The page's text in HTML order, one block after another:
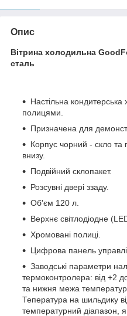
Опис
Вітрина холодильна
сталь
Настільна
полицями.
Призначена для
Корпус чорний - скло та
внизу.
Подвійний склопакет.
Розсувні двері ззаду.
Об'єм 120 л.
Верхнє світлодіодне
Хромовані полиці.
Цифрова панель
Заводські параметри
термоконтролера: від +2
та нижня межа
Тепература на шильдику
температурний діапазон,